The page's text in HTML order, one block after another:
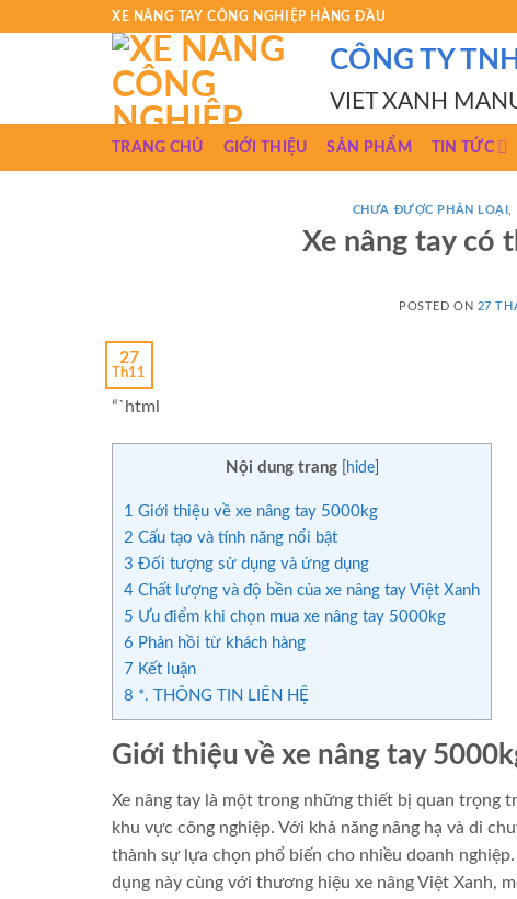
XE NÂNG TAY CÔNG NGHIỆP HÀNG ĐẦU
CÔNG TY
VIET XANH
TRANG CHỦ GIỚI THIỆU SẢN PHẨM TIN TỨC
CHƯA ĐƯỢC PHÂN LOẠI
Xe nâng tay có
POSTED ON 27
27
Th11
“`html
Nội dung trang hide]
1 Giới thiệu về xe nâng tay 5000kg
2 Cấu tạo và tính năng nổi bật
3 Đối tượng sử dụng và ứng dụng
4 Chất lượng và độ bền của xe nâng tay Việt Xanh
5 Ưu điểm khi chọn mua xe nâng tay 5000kg
6 Phản hồi từ khách hàng
7 Kết luận
8 *. THÔNG TIN LIÊN HỆ
Giới thiệu về xe nâng tay
Xe nâng tay là một trong những thiết bị quan trọng
khu vực công nghiệp. Với khả năng nâng hạ và di
thành sự lựa chọn phổ biến cho nhiều doanh
dụng này cùng với thương hiệu xe nâng Việt Xanh,